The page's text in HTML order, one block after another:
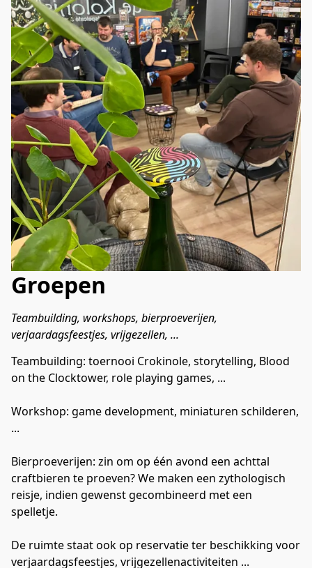
Groepen
Teambuilding, workshops, bierproeverijen,
verjaardagsfeestjes, vrijgezellen, ...
Teambuilding: toernooi Crokinole, storytelling, Blood
on the Clocktower, role playing games, ...
Workshop: game development, miniaturen schilderen,
...
Bierproeverijen: zin om op één avond een achttal
craftbieren te proeven? We maken een zythologisch
reisje, indien gewenst gecombineerd met een
spelletje.
De ruimte staat ook op reservatie ter beschikking voor
verjaardagsfeestjes, vrijgezellenactiviteiten ...